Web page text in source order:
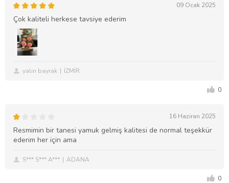
09 Ocak 2025
Çok kaliteli herkese tavsiye ederim
yalın bayrak İZMİR
0
16 Haziran 2025
Resmimin bir tanesi yamuk gelmiş kalitesi de normal teşekkür
ederim her için ama
S*** S*** A*** ADANA
0